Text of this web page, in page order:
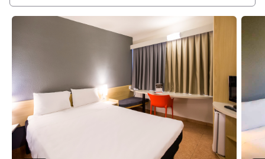
세부 정보 보기 세부